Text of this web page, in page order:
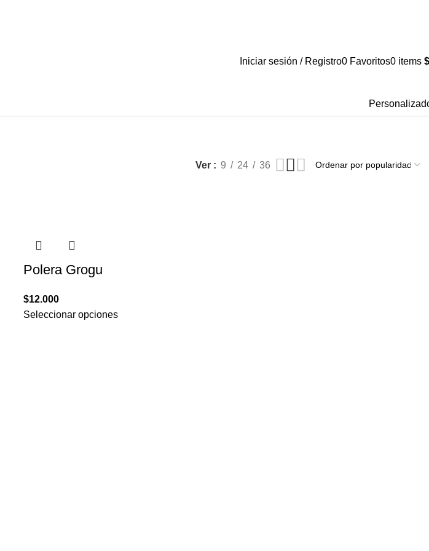
Iniciar sesión / Registro0 Favoritos0 items $
Ver 9 24 36
Polera Grogu
$12.000
Seleccionar opciones